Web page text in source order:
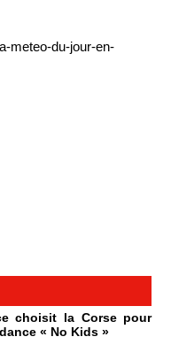
meteo-du-jour-en-
choisit la Corse pour
« No Kids »